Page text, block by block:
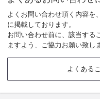
よくお問い合わせ頂く内容を
に掲載しております。
お問い合わせ前に、該当する
ますよう、ご協力お願い致し
よくある